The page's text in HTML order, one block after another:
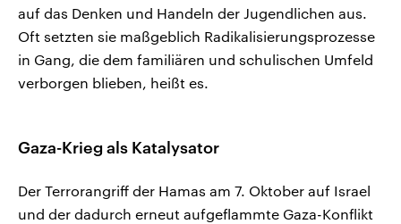
auf das Denken und Handeln der Jugendlichen aus.
Oft setzten sie maßgeblich Radikalisierungsprozesse
in Gang, die dem familiären und schulischen Umfeld
verborgen blieben, heißt es.
Gaza-Krieg als Katalysator
Der Terrorangriff der Hamas am 7. Oktober auf Israel
und der dadurch erneut aufgeflammte Gaza-Konflikt